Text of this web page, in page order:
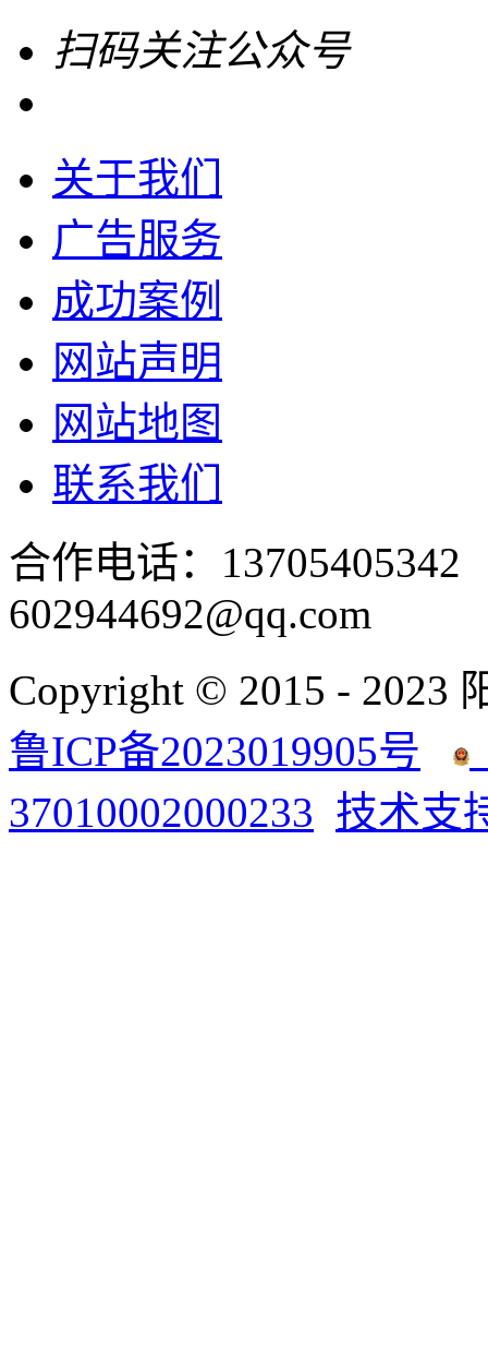
扫码关注公众号
关于我们
广告服务
成功案例
网站声明
网站地图
联系我们
合作电话：
602944692@qq.com
Copyright © 2015 - 2023
鲁ICP备2023019905号
37010002000233 技术支